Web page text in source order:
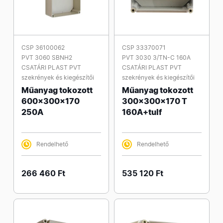
CSP 36100062
PVT 3060 SBNH2
CSATÁRI PLAST PVT
szekrények és kiegészítői
Műanyag tokozott
600x300x170
250A
Rendelhető
266 460 Ft
CSP 33370071
PVT 3030 3/TN-C 160A
CSATÁRI PLAST PVT
szekrények és kiegészítői
Műanyag tokozott
300x300x170 T
160A+tulf
Rendelhető
535 120 Ft